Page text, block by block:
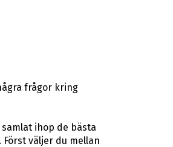
frågor kring
ihop de bästa
väljer du mellan